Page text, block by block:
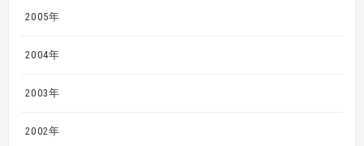
2005年
2004年
2003年
2002年